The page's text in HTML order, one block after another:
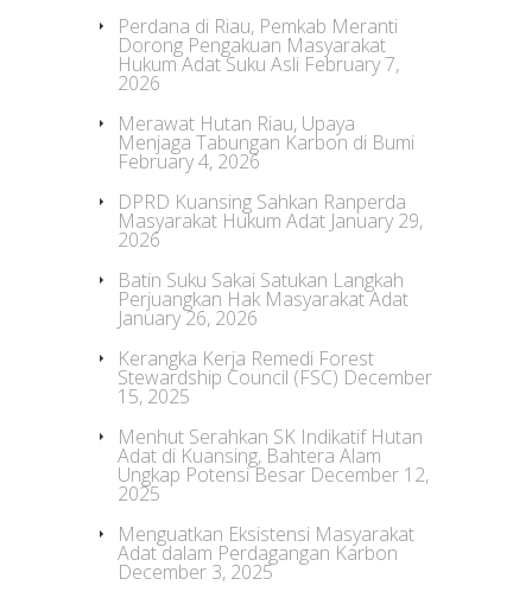
Perdana di Riau, Pemkab Meranti
Dorong Pengakuan Masyarakat
Hukum Adat Suku Asli February 7,
2026
Merawat Hutan Riau, Upaya
Menjaga Tabungan Karbon di Bumi
February 4, 2026
DPRD Kuansing Sahkan Ranperda
Masyarakat Hukum Adat January 29,
2026
Batin Suku Sakai Satukan Langkah
Perjuangkan Hak Masyarakat Adat
January 26, 2026
Kerangka Kerja Remedi Forest
Stewardship Council (FSC) December
15, 2025
Menhut Serahkan SK Indikatif Hutan
Adat di Kuansing, Bahtera Alam
Ungkap Potensi Besar December 12,
2025
Menguatkan Eksistensi Masyarakat
Adat dalam Perdagangan Karbon
December 3, 2025